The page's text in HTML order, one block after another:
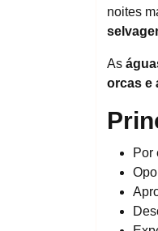
noites
As
orcas e
Por